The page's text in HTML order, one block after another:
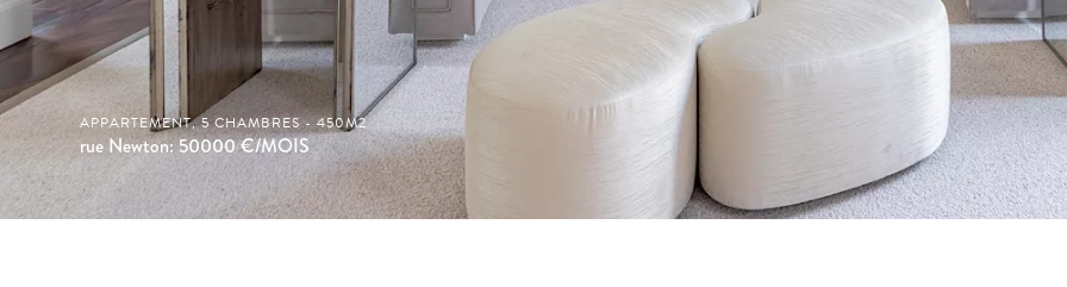
APPARTEMENT, 5 CHAMBRES - 450M2
rue Newton: 50000€/MOIS